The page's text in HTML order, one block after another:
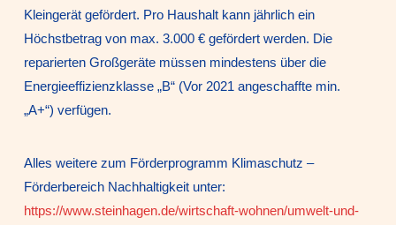
Kleingerät gefördert. Pro Haushalt kann jährlich ein
Höchstbetrag von max. 3.000 € gefördert werden. Die
reparierten Großgeräte müssen mindestens über die
Energieeffizienzklasse „B“ (Vor 2021 angeschaffte min.
„A+“) verfügen.
Alles weitere zum Förderprogramm Klimaschutz –
Förderbereich Nachhaltigkeit unter:
https://www.steinhagen.de/wirtschaft-wohnen/umwelt-und-